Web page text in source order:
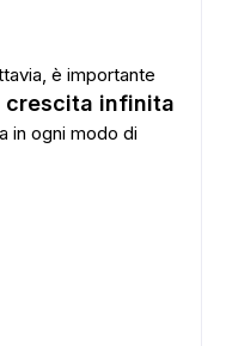
è importante
crescita infinita
in ogni modo di